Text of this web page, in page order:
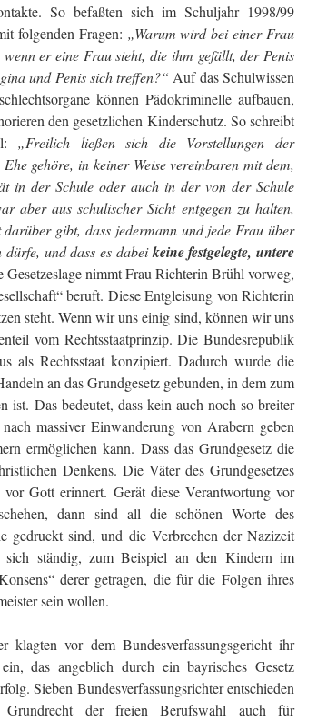
So befaß­ten sich im Schuljahr 1998/99
folgenden Fragen: „Warum wird bei einer Frau
er eine Frau sieht, die ihm gefällt, der Penis
und Penis sich treffen?“ Auf das Schulwissen
können Pädokriminelle aufbauen,
den gesetzlichen Kinderschutz. So schreibt
„Freilich ließen sich die Vor­stellungen der
gehöre, in keiner Weise vereinbaren mit dem,
in der Schule oder auch in der von der Schule
aber aus schulischer Sicht entgegen zu halten,
gibt, dass jedermann und jede Frau über
und dass es dabeikeine festgelegte, untere
nimmt Frau Richterin Brühl vorweg,
beruft. Diese Ent­gleisung von Richterin
steht. Wenn wir uns einig sind, können wir uns
vom Rechtsstaatprinzip. Die Bundesrepublik
als Rechtsstaat konzipiert. Dadurch wurde die
an das Grundgesetz gebunden, in dem zum
ist. Das bedeutet, dass kein auch noch so breiter
massiver Einwanderung von Arabern geben
ermöglichen kann. Dass das Grundgesetz die
Denkens. Die Väter des Grundgesetzes
Gott erinnert. Gerät diese Verantwortung vor
dann sind all die schönen Worte des
gedruckt sind, und die Verbrechen der Na­zizeit
ständig, zum Beispiel an den Kin­dern im
derer getragen, die für die Folgen ihres
sein wollen.
klagten vor dem Bundesverfassungs­gericht ihr
das angeblich durch ein bayri­sches Gesetz
Sieben Bundesverfas­sungsrichter entschieden
der freien Be­rufswahl auch für